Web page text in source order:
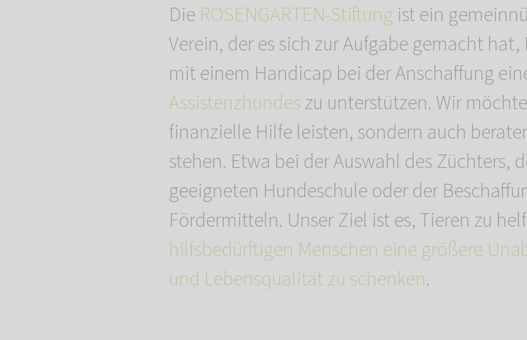
Die ROSENGARTEN-Stiftung ist ein
Verein, der es sich zur Aufgabe gemacht hat,
mit einem Handicap bei der Anschaffung
Assistenzhundeszu unterstützen. Wir
finanzielle Hilfe leisten, sondern auch
stehen. Etwa bei der Auswahl des Züchters,
geeigneten Hundeschule oder der
Fördermitteln. Unser Ziel ist es, Tieren zu
hilfsbedürftigen Menschen eine größere
und Lebensqualität zu schenken.